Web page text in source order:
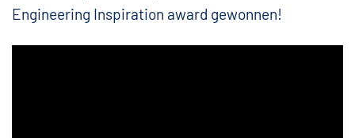
Engineering Inspiration award gewonnen!